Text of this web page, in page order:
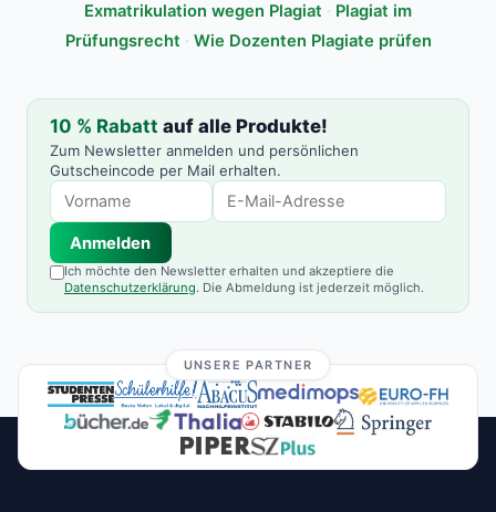
Exmatrikulation wegen Plagiat · Plagiat im
Prüfungsrecht · Wie Dozenten Plagiate prüfen
10 % Rabatt auf alle Produkte!
Zum Newsletter anmelden und persönlichen
Gutscheincode per Mail erhalten.
Anmelden
Ich möchte den Newsletter erhalten und akzeptiere die
Datenschutzerklärung. Die Abmeldung ist jederzeit möglich.
UNSERE PARTNER